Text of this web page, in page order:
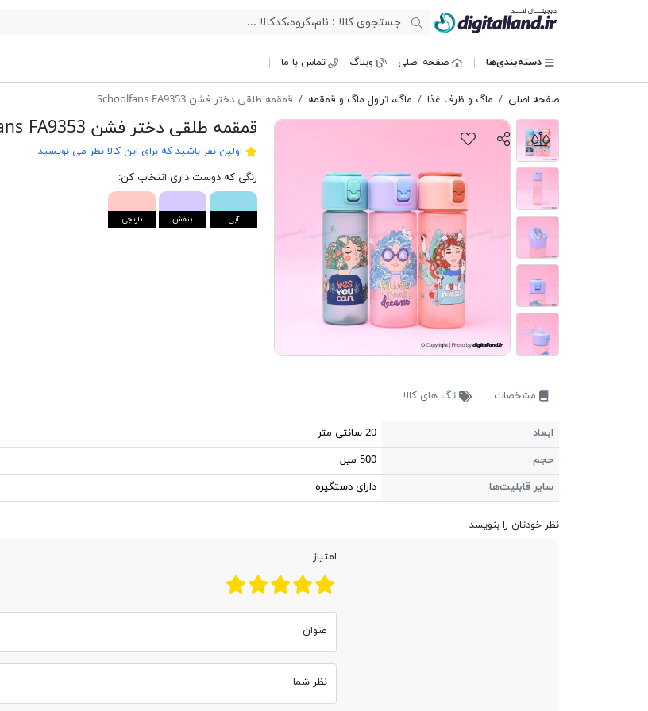
دسته‌بندی‌ها صفحه اصلی وبلاگ تماس با ما
صفحه اصلی ماگ و ظرف غذا ماگ، تراول ماگ و قمقمه قمقمه طلقی دختر فشن Schoolfans FA9353
قمقمه طلقی دختر فشن Schoolfans FA9353
اولین نفر باشید که برای این کالا نظر می نویسید
رنگی که دوست داری انتخاب کن:
آبی بنفش نارنجی
مشخصات تگ های کالا
ابعاد
20 سانتی متر
حجم
500 میل
سایر قابلیت‌ها
دارای دستگیره
نظر خودتان را بنویسد
امتیاز
عنوان
نظر شما